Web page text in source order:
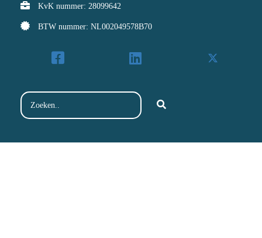
KvK nummer: 28099642
BTW nummer: NL002049578B70